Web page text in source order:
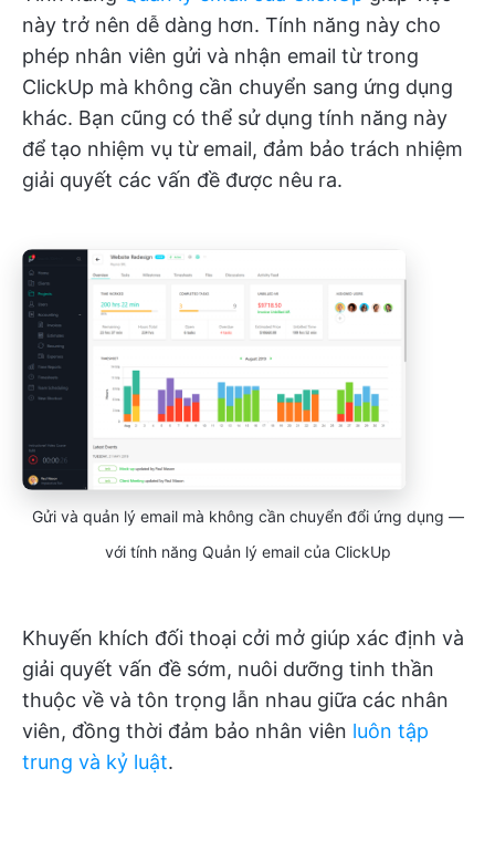
này trở nên dễ dàng hơn. Tính năng này cho
phép nhân viên gửi và nhận email từ trong
ClickUp mà không cần chuyển sang ứng dụng
khác. Bạn cũng có thể sử dụng tính năng này
để tạo nhiệm vụ từ email, đảm bảo trách nhiệm
giải quyết các vấn đề được nêu ra.
Gửi và quản lý email mà không cần chuyển đổi ứng dụng —
với tính năng Quản lý email của ClickUp
Khuyến khích đối thoại cởi mở giúp xác định và
giải quyết vấn đề sớm, nuôi dưỡng tinh thần
thuộc về và tôn trọng lẫn nhau giữa các nhân
viên, đồng thời đảm bảo nhân viên luôn tập
trung và kỷ luật.